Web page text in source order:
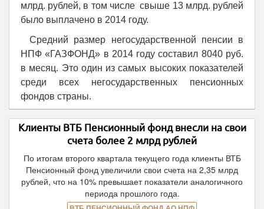
млрд. рублей, в том числе свыше 13 млрд. рублей
было выплачено в 2014 году.
Средний размер негосударственной пенсии в
НПФ «ГАЗФОНД» в 2014 году составил 8040 руб.
в месяц. Это один из самых высоких показателей
среди всех негосударственных пенсионных
фондов страны.
Клиенты ВТБ Пенсионный фонд внесли на свои
счета более 2 млрд рублей
По итогам второго квартала текущего года клиенты ВТБ
Пенсионный фонд увеличили свои счета на 2,35 млрд
рублей, что на 10% превышает показатели аналогичного
периода прошлого года.